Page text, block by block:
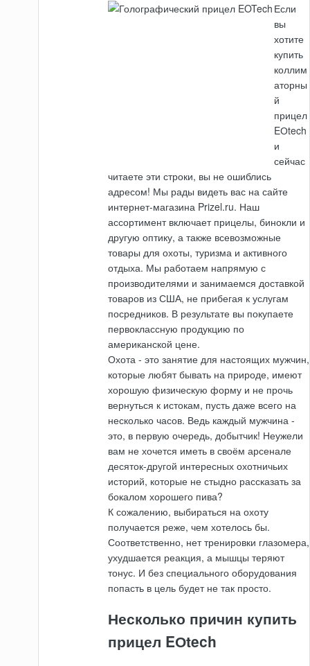
Если
вы
хотите
купить
коллим
аторны
й
прицел
EОtech
и
сейчас
читаете эти строки, вы не ошиблись
адресом! Мы рады видеть вас на сайте
интернет-магазина Prizel.ru. Наш
ассортимент включает прицелы, бинокли и
другую оптику, а также всевозможные
товары для охоты, туризма и активного
отдыха. Мы работаем напрямую с
производителями и занимаемся доставкой
товаров из США, не прибегая к услугам
посредников. В результате вы покупаете
первоклассную продукцию по
американской цене.
Охота - это занятие для настоящих мужчин,
которые любят бывать на природе, имеют
хорошую физическую форму и не прочь
вернуться к истокам, пусть даже всего на
несколько часов. Ведь каждый мужчина -
это, в первую очередь, добытчик! Неужели
вам не хочется иметь в своём арсенале
десяток-другой интересных охотничьих
историй, которые не стыдно рассказать за
бокалом хорошего пива?
К сожалению, выбираться на охоту
получается реже, чем хотелось бы.
Соответственно, нет тренировки глазомера,
ухудшается реакция, а мышцы теряют
тонус. И без специального оборудования
попасть в цель будет не так просто.
Несколько причин купить
прицел EОtech